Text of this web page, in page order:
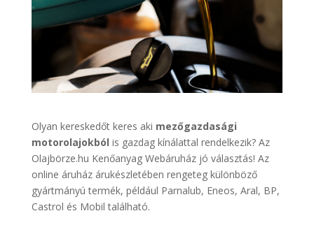
Olyan kereskedőt keres aki mezőgazdasági
motorolajokból is gazdag kínálattal rendelkezik? Az
Olajbörze.hu Kenőanyag Webáruház jó választás! Az
online áruház árukészletében rengeteg különböző
gyártmányú termék, például Parnalub, Eneos, Aral, BP,
Castrol és Mobil található.